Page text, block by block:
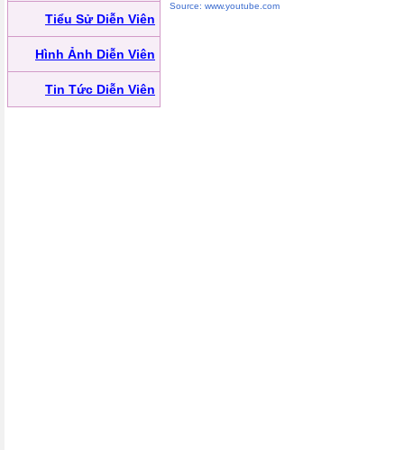
Tiểu Sử Diễn Viên
Hình Ảnh Diễn Viên
Tin Tức Diễn Viên
Source: www.youtube.com